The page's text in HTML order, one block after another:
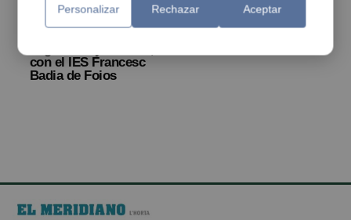
El IES Vicent Andrés
Estellés de Burjassot,
con el IES Francesc
Badia de Foios
Personalizar Rechazar Aceptar